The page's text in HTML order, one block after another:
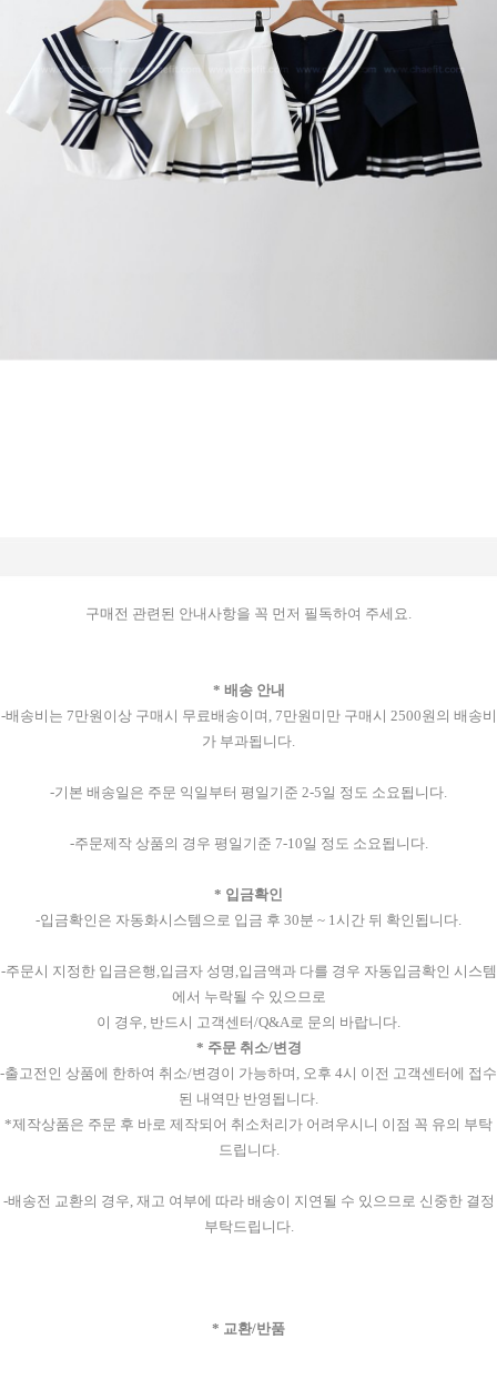
구매전 관련된 안내사항을 꼭 먼저 필독하여 주세요.
* 배송 안내
-배송비는 7만원이상 구매시 무료배송이며, 7만원미만 구매시 2500원의 배송비
가 부과됩니다.
-기본 배송일은 주문 익일부터 평일기준 2-5일 정도 소요됩니다.
-주문제작 상품의 경우 평일기준 7-10일 정도 소요됩니다.
* 입금확인
-입금확인은 자동화시스템으로 입금 후 30분 ~ 1시간 뒤 확인됩니다.
-주문시 지정한 입금은행,입금자 성명,입금액과 다를 경우 자동입금확인 시스템
에서 누락될 수 있으므로
이 경우, 반드시 고객센터/Q&A로 문의 바랍니다.
* 주문 취소/변경
-출고전인 상품에 한하여 취소/변경이 가능하며, 오후 4시 이전 고객센터에 접수
된 내역만 반영됩니다.
*제작상품은 주문 후 바로 제작되어 취소처리가 어려우시니 이점 꼭 유의 부탁
드립니다.
-배송전 교환의 경우, 재고 여부에 따라 배송이 지연될 수 있으므로 신중한 결정
부탁드립니다.
* 교환/반품